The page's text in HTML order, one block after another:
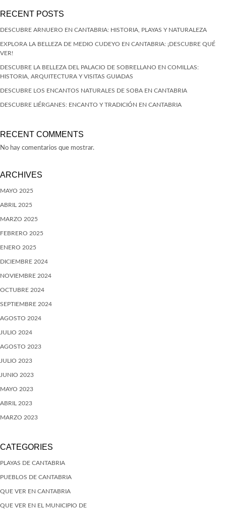
RECENT POSTS
DESCUBRE ARNUERO EN CANTABRIA: HISTORIA, PLAYAS Y NATURALEZA
EXPLORA LA BELLEZA DE MEDIO CUDEYO EN CANTABRIA: ¡DESCUBRE QUÉ
VER!
DESCUBRE LA BELLEZA DEL PALACIO DE SOBRELLANO EN COMILLAS:
HISTORIA, ARQUITECTURA Y VISITAS GUIADAS
DESCUBRE LOS ENCANTOS NATURALES DE SOBA EN CANTABRIA
DESCUBRE LIÉRGANES: ENCANTO Y TRADICIÓN EN CANTABRIA
RECENT COMMENTS
No hay comentarios que mostrar.
ARCHIVES
MAYO 2025
ABRIL 2025
MARZO 2025
FEBRERO 2025
ENERO 2025
DICIEMBRE 2024
NOVIEMBRE 2024
OCTUBRE 2024
SEPTIEMBRE 2024
AGOSTO 2024
JULIO 2024
AGOSTO 2023
JULIO 2023
JUNIO 2023
MAYO 2023
ABRIL 2023
MARZO 2023
CATEGORIES
PLAYAS DE CANTABRIA
PUEBLOS DE CANTABRIA
QUE VER EN CANTABRIA
QUE VER EN EL MUNICIPIO DE